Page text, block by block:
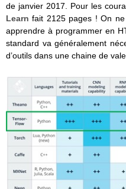
de janvier 2017. Pour les
Learn fait 2125 pages ! On
apprendre à programmer en
standard va généralement
d’outils dans une chaine de